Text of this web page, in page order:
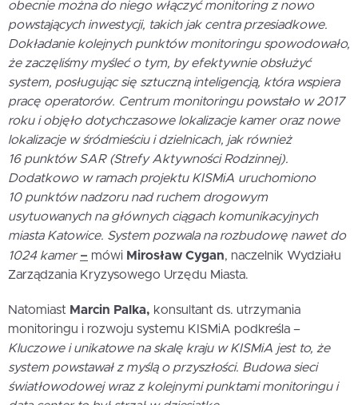
obecnie można do niego włączyć monitoring z nowo
powstających inwestycji, takich jak centra przesiadkowe.
Dokładanie kolejnych punktów monitoringu spowodowało,
że zaczęliśmy myśleć o tym, by efektywnie obsłużyć
system, posługując się sztuczną inteligencją, która wspiera
pracę operatorów. Centrum monitoringu powstało w 2017
roku i objęło dotychczasowe lokalizacje kamer oraz nowe
lokalizacje w śródmieściu i dzielnicach, jak również
16 punktów SAR (Strefy Aktywności Rodzinnej).
Dodatkowo w ramach projektu KISMiA uruchomiono
10 punktów nadzoru nad ruchem drogowym
usytuowanych na głównych ciągach komunikacyjnych
miasta Katowice. System pozwala na rozbudowę nawet do
1024 kamer – mówi Mirosław Cygan, naczelnik Wydziału
Zarządzania Kryzysowego Urzędu Miasta.
Natomiast Marcin Palka, konsultant ds. utrzymania
monitoringu i rozwoju systemu KISMiA podkreśla –
Kluczowe i unikatowe na skalę kraju w KISMiA jest to, że
system powstawał z myślą o przyszłości. Budowa sieci
światłowodowej wraz z kolejnymi punktami monitoringu i